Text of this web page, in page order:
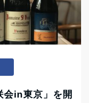
会in東京」を開